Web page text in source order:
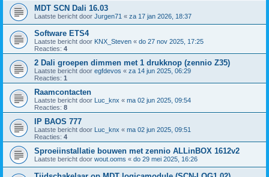
MDT SCN Dali 16.03
Laatste bericht door Jurgen71 « za 17 jan 2026, 18:37
Software ETS4
Laatste bericht door KNX_Steven « do 27 nov 2025, 17:25
Reacties: 4
2 Dali groepen dimmen met 1 drukknop (zennio Z35)
Laatste bericht door egfdevos « za 14 jun 2025, 06:29
Reacties: 1
Raamcontacten
Laatste bericht door Luc_knx « ma 02 jun 2025, 09:54
Reacties: 8
IP BAOS 777
Laatste bericht door Luc_knx « ma 02 jun 2025, 09:51
Reacties: 4
Sproeiinstallatie bouwen met zennio ALLinBOX 1612v2
Laatste bericht door wout.ooms « do 29 mei 2025, 16:26